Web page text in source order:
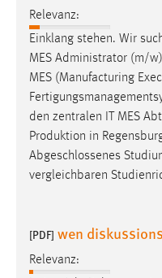
Relevanz:
Einklang stehen. Wir
MES Administrator (m/
MES (Manufacturing
den zentralen IT MES
Produktion in
Abgeschlossenes
vergleichbaren
[PDF] wen
Relevanz: